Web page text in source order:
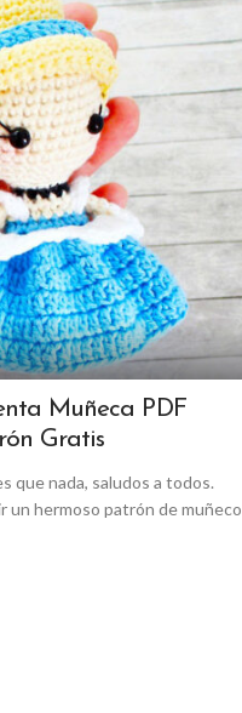
Muñeca PDF
Gratis
que nada, saludos a todos.
un hermoso patrón de muñeco